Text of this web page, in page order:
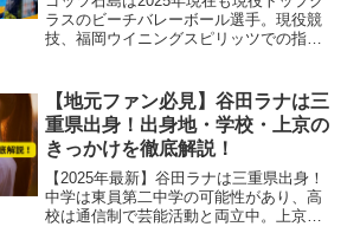
ラスのビーチバレーボール選手。現役競
技、福岡ウイニングスピリッツでの指
【地元ファン必見】谷田ラナは三
重県出身！出身地・学校・上京の
きっかけを徹底解説！
【2025年最新】谷田ラナは三重県出身！
中学は東員第二中学の可能性があり、高
校は通信制で芸能活動と両立中。上京の